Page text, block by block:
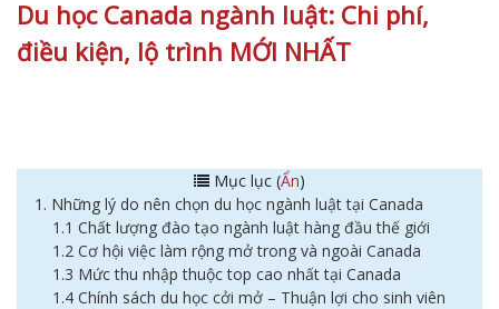
Du học Canada ngành luật: Chi phí,
điều kiện, lộ trình MỚI NHẤT
Mục lục (Ẩn)
1. Những lý do nên chọn du học ngành luật tại Canada
1.1 Chất lượng đào tạo ngành luật hàng đầu thế giới
1.2 Cơ hội việc làm rộng mở trong và ngoài Canada
1.3 Mức thu nhập thuộc top cao nhất tại Canada
1.4 Chính sách du học cởi mở – Thuận lợi cho sinh viên